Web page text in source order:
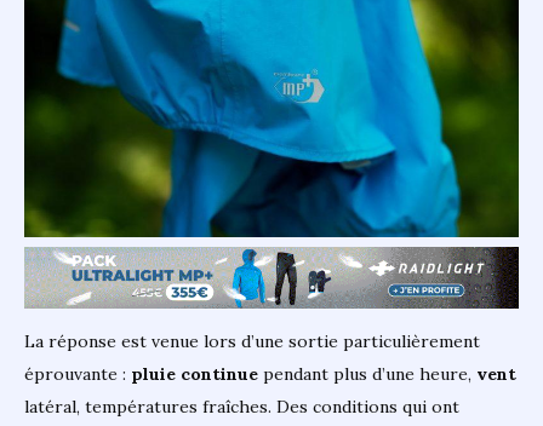
La réponse est venue lors d’une sortie particulièrement
éprouvante : pluie continue pendant plus d’une heure, vent
latéral, températures fraîches. Des conditions qui ont